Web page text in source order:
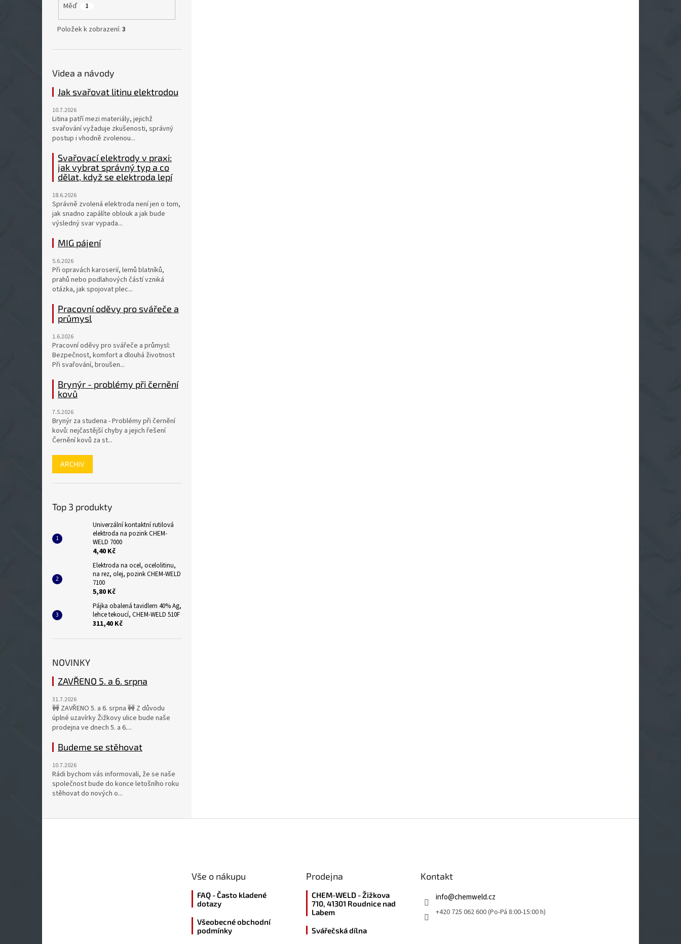
Měď 1
Položek k zobrazení: 3
Videa a návody
Jak svařovat litinu elektrodou
10.7.2026
Litina patří mezi materiály, jejichž
svařování vyžaduje zkušenosti, správný
postup i vhodně zvolenou...
Svařovací elektrody v praxi:
jak vybrat správný typ a co
dělat, když se elektroda lepí
18.6.2026
Správně zvolená elektroda není jen o tom,
jak snadno zapálíte oblouk a jak bude
výsledný svar vypada...
MIG pájení
5.6.2026
Při opravách karoserií, lemů blatníků,
prahů nebo podlahových částí vzniká
otázka, jak spojovat plec...
Pracovní oděvy pro svářeče a
průmysl
1.6.2026
Pracovní oděvy pro svářeče a průmysl:
Bezpečnost, komfort a dlouhá životnost
Při svařování, broušen...
Brynýr - problémy při černění
kovů
7.5.2026
Brynýr za studena - Problémy při černění
kovů: nejčastější chyby a jejich řešení
Černění kovů za st...
ARCHIV
Top 3 produkty
Univerzální kontaktní rutilová
elektroda na pozink CHEM-
WELD 7000
4,40 Kč
Elektroda na ocel, ocelolitinu,
na rez, olej, pozink CHEM-WELD
7100
5,80 Kč
Pájka obalená tavidlem 40% Ag,
lehce tekoucí, CHEM-WELD 510F
311,40 Kč
NOVINKY
ZAVŘENO 5. a 6. srpna
31.7.2026
🚧 ZAVŘENO 5. a 6. srpna 🚧 Z důvodu
úplné uzavírky Žižkovy ulice bude naše
prodejna ve dnech 5. a 6....
Budeme se stěhovat
10.7.2026
Rádi bychom vás informovali, že se naše
společnost bude do konce letošního roku
stěhovat do nových o...
Vše o nákupu
FAQ - Často kladené
dotazy
Všeobecné obchodní
podmínky
Prodejna
CHEM-WELD - Žižkova
710, 41301 Roudnice nad
Labem
Svářečská dílna
Kontakt
info@chemweld.cz
+420 725 062 600 (Po-Pá 8:00-15:00 h)